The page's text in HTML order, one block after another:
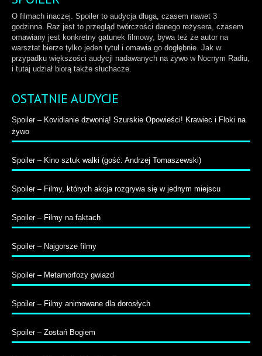
O filmach inaczej. Spoiler to audycja długa, czasem nawet 3
godzinna. Raz jest to przegląd twórczości danego reżysera, czasem
omawiany jest konkretny gatunek filmowy, bywa też że autor na
warsztat bierze tylko jeden tytuł i omawia go dogłębnie. Jak w
przypadku większości audycji nadawanych na żywo w Nocnym Radiu,
i tutaj udział biorą także słuchacze.
OSTATNIE AUDYCJE
Spoiler – Kovidianie dzwonią! Szurskie Opowieści! Krawiec i Floki na
żywo
Spoiler – Kino sztuk walki (gość: Andrzej Tomaszewski)
Spoiler – Filmy, których akcja rozgrywa się w jednym miejscu
Spoiler – Filmy na faktach
Spoiler – Najgorsze filmy
Spoiler – Metamorfozy gwiazd
Spoiler – Filmy animowane dla dorosłych
Spoiler – Zostań Bogiem